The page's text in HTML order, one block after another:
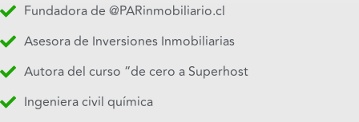
Fundadora de @PARinmobiliario.cl
Asesora de Inversiones Inmobiliarias
Autora del curso “de cero a Superhost
Ingeniera civil química